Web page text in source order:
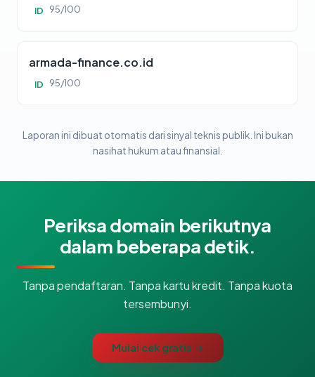
ID 95/100
armada-finance.co.id
ID 95/100
Laporan ini dibuat otomatis dari sinyal teknis publik. Ini bukan
nasihat hukum atau finansial.
Periksa domain berikutnya
dalam beberapa detik.
Tanpa pendaftaran. Tanpa kartu kredit. Tanpa kuota
tersembunyi.
Mulai cek gratis →